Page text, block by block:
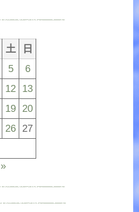
土
日
5
6
12 13
19 20
26 27